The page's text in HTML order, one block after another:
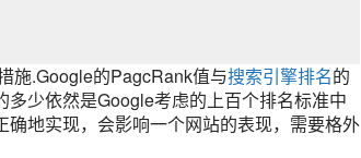
.Google的PagcRank值与搜索引擎排名的
少依然是Google考虑的上百个排名标准中
确地实现，会影响一个网站的表现，需要格外